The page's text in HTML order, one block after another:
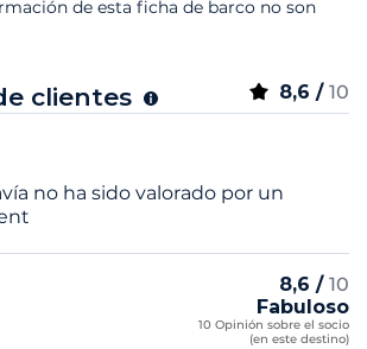
de esta ficha de barco no son
clientes 8,6 / 10
no ha sido valorado por un
8,6 / 10
Fabuloso
10 Opinión sobre el socio
(en este destino)